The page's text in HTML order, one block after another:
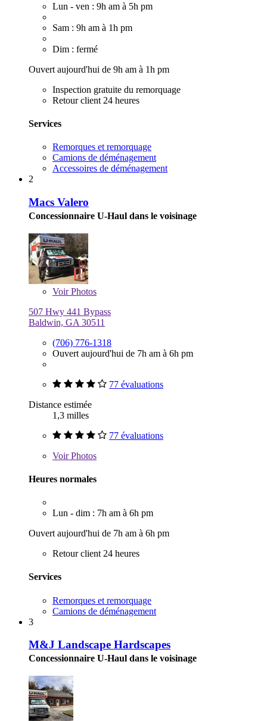
Lun - ven : 9h am à 5h pm
Sam : 9h am à 1h pm
Dim : fermé
Ouvert aujourd'hui de 9h am à 1h pm
Inspection gratuite du remorquage
Retour client 24 heures
Services
Remorques et remorquage
Camions de déménagement
Accessoires de déménagement
2
Macs Valero
Concessionnaire U-Haul dans le voisinage
VoirPhotos
507 Hwy 441 Bypass
Baldwin, GA 30511
(706) 776-1318
Ouvert aujourd'hui de 7h am à 6h pm
77 évaluations
Distance estimée
1,3 milles
77 évaluations
VoirPhotos
Heures normales
Lun - dim : 7h am à 6h pm
Ouvert aujourd'hui de 7h am à 6h pm
Retour client 24 heures
Services
Remorques et remorquage
Camions de déménagement
3
M&J Landscape Hardscapes
Concessionnaire U-Haul dans le voisinage